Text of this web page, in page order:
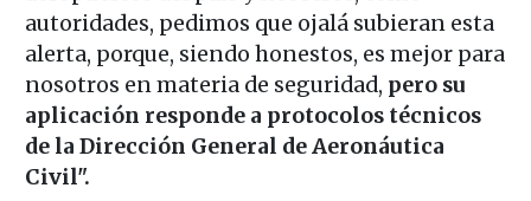
autoridades, pedimos que ojalá subieran esta
alerta, porque, siendo honestos, es mejor para
nosotros en materia de seguridad, pero su
aplicación responde a protocolos técnicos
de la Dirección General de Aeronáutica
Civil".